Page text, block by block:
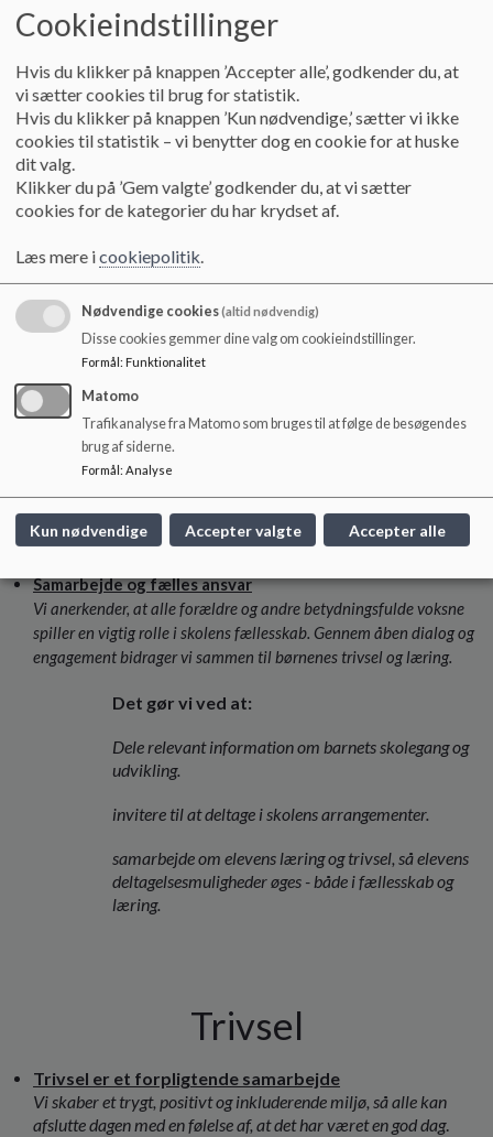
Dialog
Konstruktiv og åben kommunikation
Et godt samarbejde bygger på en ærlig, respektfuld dialog, med
fokus på elevernes trivsel og udvikling
Det gør vi ved at:
Have en åben og tydelig kommunikation, hvor både
skole og hjem trygt kan tage kontakt ved spørgsmål,
bekymringer eller gode idéer.
være proaktive i dialogen om barnet, ved at ringe til
forældrene, for at sikre den respektfulde dialog.
sig hørt, set og forstået.
Samarbejde om barnets faglige og sociale udvikling.
Derfor tilrettelægges skolehjemsamtalerne som en
dialog - med og om barnet.
Samarbejde og fælles ansvar
Vi anerkender, at alle forældre og andre betydningsfulde voksne
spiller en vigtig rolle i skolens fællesskab. Gennem åben dialog og
engagement bidrager vi sammen til børnenes trivsel og læring.
Det gør vi ved at:
Dele relevant information om barnets skolegang og
udvikling.
invitere til at deltage i skolens arrangementer.
samarbejde om elevens læring og trivsel, så elevens
deltagelsesmuligheder øges - både i fællesskab og
læring.
Trivsel
Trivsel er et forpligtende samarbejde
Vi skaber et trygt, positivt og inkluderende miljø, så alle kan
afslutte dagen med en følelse af, at det har været en god dag.
Cookieindstillinger
Hvis du klikker på knappen ’Accepter alle’, godkender du, at
vi sætter cookies til brug for statistik.
Hvis du klikker på knappen ’Kun nødvendige,’ sætter vi ikke
cookies til statistik – vi benytter dog en cookie for at huske
dit valg.
Klikker du på ’Gem valgte’ godkender du, at vi sætter
cookies for de kategorier du har krydset af.
Læs mere icookiepolitik.
Nødvendige cookies(altid nødvendig)
Disse cookies gemmer dine valg om cookieindstillinger.
Formål : Funktionalitet
Matomo
Trafikanalyse fra Matomo som bruges til at følge de besøgendes
brug af siderne.
Formål: Analyse
Kun nødvendige Accepter valgte Accepter alle